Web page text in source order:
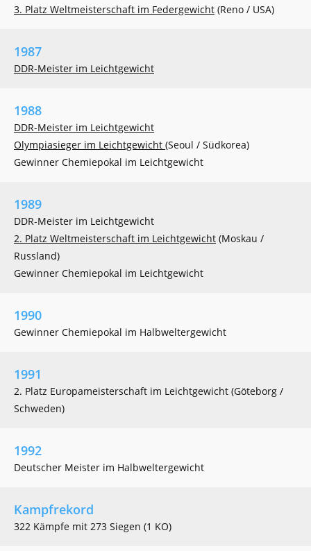
3. Platz Weltmeisterschaft im Federgewicht (Reno / USA)
1987
DDR-Meister im Leichtgewicht
1988
DDR-Meister im Leichtgewicht
Olympiasieger im Leichtgewicht (Seoul / Südkorea)
Gewinner Chemiepokal im Leichtgewicht
1989
DDR-Meister im Leichtgewicht
2. Platz Weltmeisterschaft im Leichtgewicht (Moskau /
Russland)
Gewinner Chemiepokal im Leichtgewicht
1990
Gewinner Chemiepokal im Halbweltergewicht
1991
2. Platz Europameisterschaft im Leichtgewicht (Göteborg /
Schweden)
1992
Deutscher Meister im Halbweltergewicht
Kampfrekord
322 Kämpfe mit 273 Siegen (1 KO)